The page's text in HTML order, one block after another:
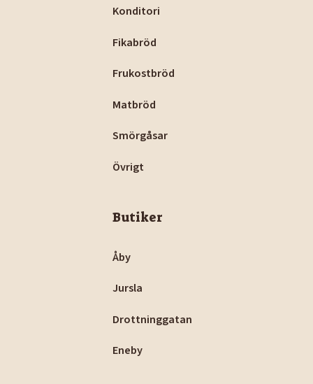
Konditori
Fikabröd
Frukostbröd
Matbröd
Smörgåsar
Övrigt
Butiker
Åby
Jursla
Drottninggatan
Eneby